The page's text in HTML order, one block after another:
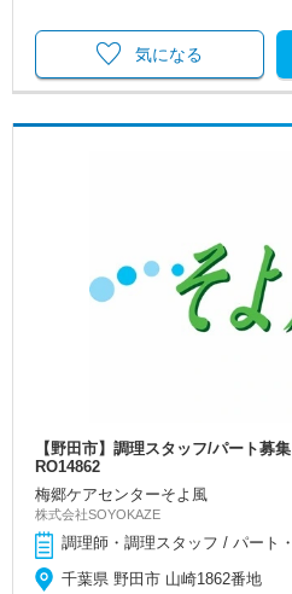
気になる
【野田市】調理スタッフ/パート募
RO14862
梅郷ケアセンターそよ風
株式会社SOYOKAZE
調理師・調理スタッフ / パート
千葉県 野田市 山崎1862番地